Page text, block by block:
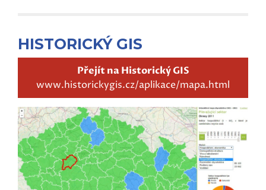
HISTORICKÝ GIS
Přejít na Historický GIS
www.historickygis.cz/aplikace/mapa.html